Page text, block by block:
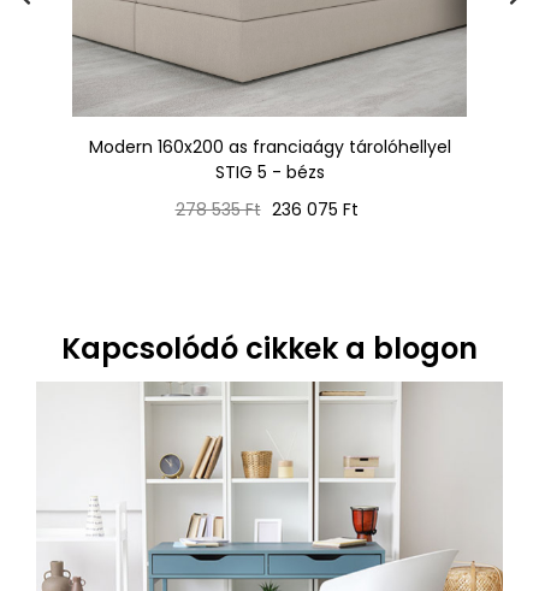
Modern 160x200 as franciaágy tárolóhellyel
STIG 5 - bézs
Normál
278 535 Ft Ár
236 075 Ft
Kapcsolódó cikkek a blogon